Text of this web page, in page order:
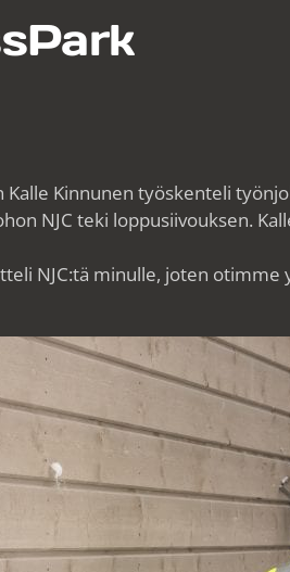
Kalle Kinnunen työskenteli
NJC teki loppusiivouksen.
NJC:tä minulle, joten